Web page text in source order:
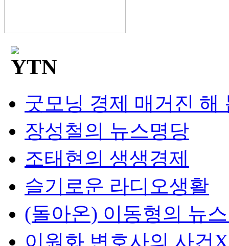
굿모닝 경제 매거진 해
장성철의 뉴스명당
조태현의 생생경제
슬기로운 라디오생활
(돌아온) 이동형의 뉴
이원화 변호사의 사건